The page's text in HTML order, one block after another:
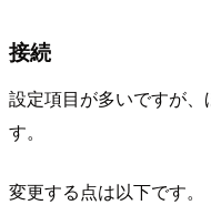
接続
設定項目が多いですが
す。
変更する点は以下です。